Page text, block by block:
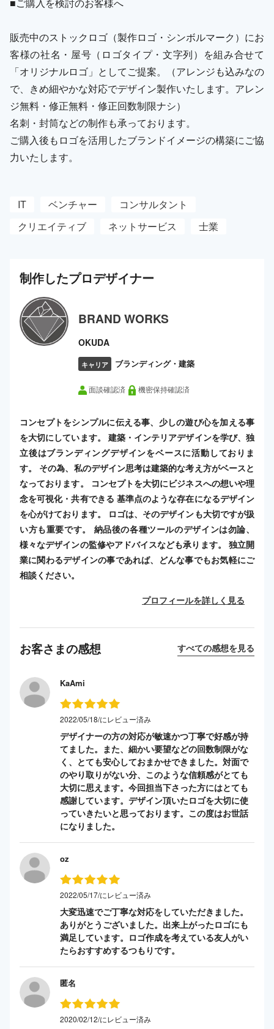
販売中のストックロゴ（製作ロゴ・シンボルマーク）にお
客様の社名・屋号（ロゴタイプ・文字列）を組み合せて
「オリジナルロゴ」としてご提案。（アレンジも込みなの
で、きめ細やかな対応でデザイン製作いたします。アレン
ジ無料・修正無料・修正回数制限ナシ）
名刺・封筒などの制作も承っております。
ご購入後もロゴを活用したブランドイメージの構築にご協
力いたします。
IT ベンチャー
コンサルタント
クリエイティブ
ネットサービス 士業
制作したプロデザイナー
BRAND WORKS
OKUDA
キャリア ブランディング・建築
面談確認済 機密保持確認済
コンセプトをシンプルに伝える事、少しの遊び心を加える事
を大切にしています。 建築・インテリアデザインを学び、独
立後はブランディングデザインをベースに活動しておりま
す。 その為、私のデザイン思考は建築的な考え方がベースと
なっております。 コンセプトを大切にビジネスへの想いや理
念を可視化・共有できる 基準点のような存在になるデザイン
を心がけております。 ロゴは、そのデザインも大切ですが扱
い方も重要です。 納品後の各種ツールのデザインは勿論、
様々なデザインの監修やアドバイスなども承ります。 独立開
業に関わるデザインの事であれば、どんな事でもお気軽にご
相談ください。
プロフィールを詳しく見る
お客さまの感想 すべての感想を見る
KaAmi
2022/05/18/にレビュー済み
デザイナーの方の対応が敏速かつ丁寧で好感が持
てました。また、細かい要望などの回数制限がな
く、とても安心しておまかせできました。対面で
のやり取りがない分、このような信頼感がとても
大切に思えます。今回担当下さった方にはとても
感謝しています。デザイン頂いたロゴを大切に使
っていきたいと思っております。この度はお世話
になりました。
oz
2022/05/17/にレビュー済み
大変迅速でご丁寧な対応をしていただきました。
ありがとうございました。出来上がったロゴにも
満足しています。ロゴ作成を考えている友人がい
たらおすすめするつもりです。
匿名
2020/02/12/にレビュー済み